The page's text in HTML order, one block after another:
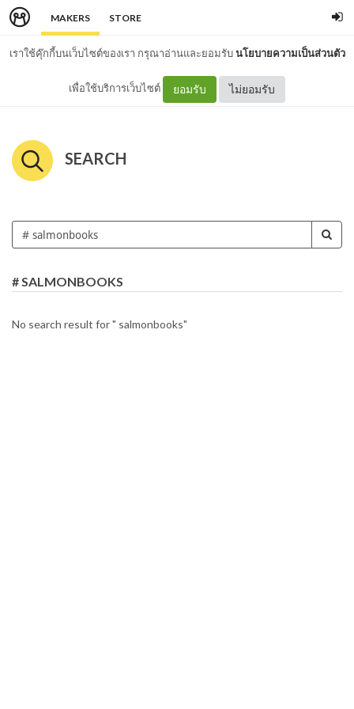
MAKERS STORE
เราใช้คุ๊กกี้บนเว็บไซต์ของเรา กรุณาอ่านและยอมรับนโยบายความเป็นส่วนตัว
เพื่อใช้บริการเว็บไซต์ ยอมรับ ไม่ยอมรับ
SEARCH
# SALMONBOOKS
No search result for " salmonbooks"